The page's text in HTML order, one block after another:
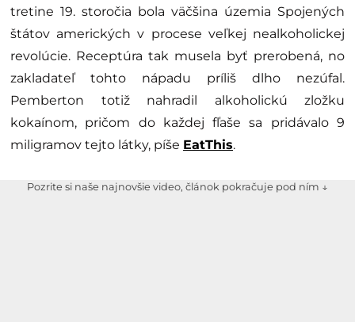
tretine 19. storočia bola väčšina územia Spojených
štátov amerických v procese veľkej nealkoholickej
revolúcie. Receptúra tak musela byť prerobená, no
zakladateľ tohto nápadu príliš dlho nezúfal.
Pemberton totiž nahradil alkoholickú zložku
kokaínom, pričom do každej fľaše sa pridávalo 9
miligramov tejto látky, píše EatThis.
Pozrite si naše najnovšie video, článok pokračuje pod ním ↓